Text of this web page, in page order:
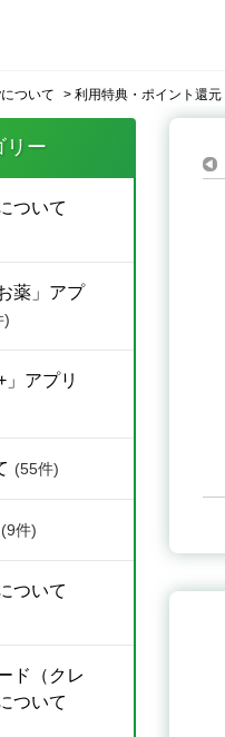
ついて > 利用特典・ポイント還元
リー
ついて
薬」アプ
)
」アプリ
(55件)
(9件)
ついて
ド（クレ
ついて